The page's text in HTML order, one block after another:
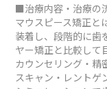
■治療内容・治療の
マウスピース矯正と
装着し、段階的に歯
ヤー矯正と比較して
カウンセリング・精
スキャン・レントゲ